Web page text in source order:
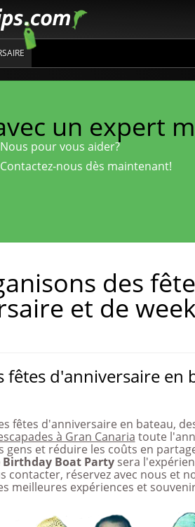
un expert
Nous pour vous aider?
Contactez-nous dès maintenant!
des
et de
fêtes d'anniversaire en
fêtes d'anniversaire en bateau,
à Gran Canaria toute
gens et réduire les coûts en
Birthday Boat Partysera
contacter, réservez avec nous et
meilleures expériences et